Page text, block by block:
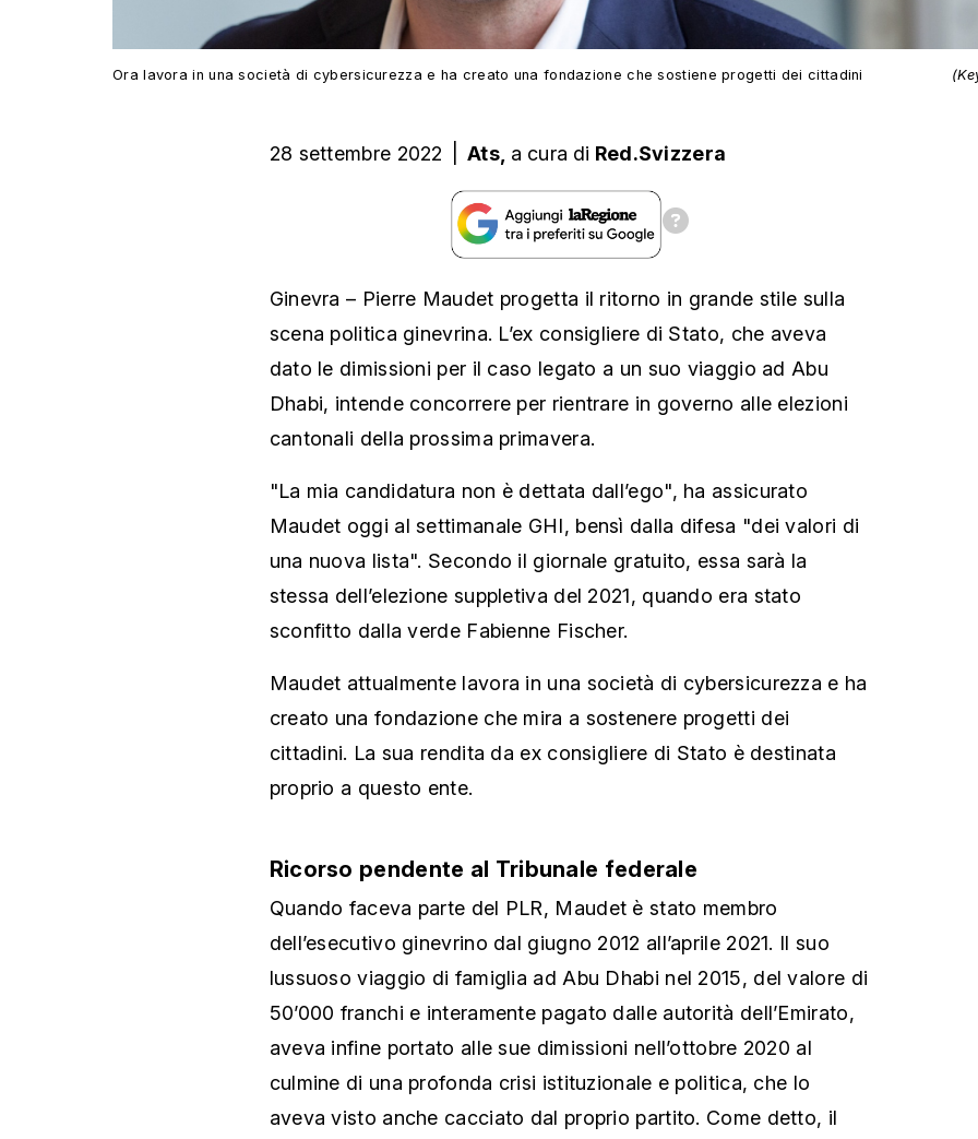
Ora lavora in una società di cybersicurezza e ha creato una fondazione che sostiene progetti dei cittadini
28 settembre 2022 Ats, a cura di Red.Svizzera
Ginevra – Pierre Maudet progetta il ritorno in grande stile sulla
scena politica ginevrina. L’ex consigliere di Stato, che aveva
dato le dimissioni per il caso legato a un suo viaggio ad Abu
Dhabi, intende concorrere per rientrare in governo alle elezioni
cantonali della prossima primavera.
"La mia candidatura non è dettata dall’ego", ha assicurato
Maudet oggi al settimanale GHI, bensì dalla difesa "dei valori di
una nuova lista". Secondo il giornale gratuito, essa sarà la
stessa dell’elezione suppletiva del 2021, quando era stato
sconfitto dalla verde Fabienne Fischer.
Maudet attualmente lavora in una società di cybersicurezza e ha
creato una fondazione che mira a sostenere progetti dei
cittadini. La sua rendita da ex consigliere di Stato è destinata
proprio a questo ente.
Ricorso pendente al Tribunale federale
Quando faceva parte del PLR, Maudet è stato membro
dell’esecutivo ginevrino dal giugno 2012 all’aprile 2021. Il suo
lussuoso viaggio di famiglia ad Abu Dhabi nel 2015, del valore di
50’000 franchi e interamente pagato dalle autorità dell’Emirato,
aveva infine portato alle sue dimissioni nell’ottobre 2020 al
culmine di una profonda crisi istituzionale e politica, che lo
aveva visto anche cacciato dal proprio partito. Come detto, il